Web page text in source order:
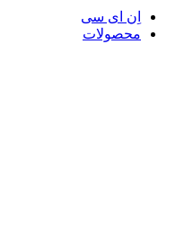
اِن ای سی
محصولات